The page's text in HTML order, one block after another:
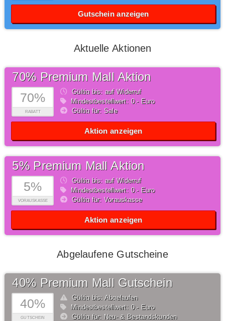
Gutschein anzeigen
Aktuelle Aktionen
70%
RABATT
70% Premium Mall Aktion
Gültig bis: auf Widerruf
Mindestbestellwert: 0,- Euro
Gültig für: Sale
Aktion anzeigen
5%
VORAUSKASSE
5% Premium Mall Aktion
Gültig bis: auf Widerruf
Mindestbestellwert: 0,- Euro
Gültig für: Vorauskasse
Aktion anzeigen
Abgelaufene Gutscheine
40%
GUTSCHEIN
40% Premium Mall Gutschein
Gültig bis: Abgelaufen
Mindestbestellwert: 0,- Euro
Gültig für: Neu- & Bestandskunden